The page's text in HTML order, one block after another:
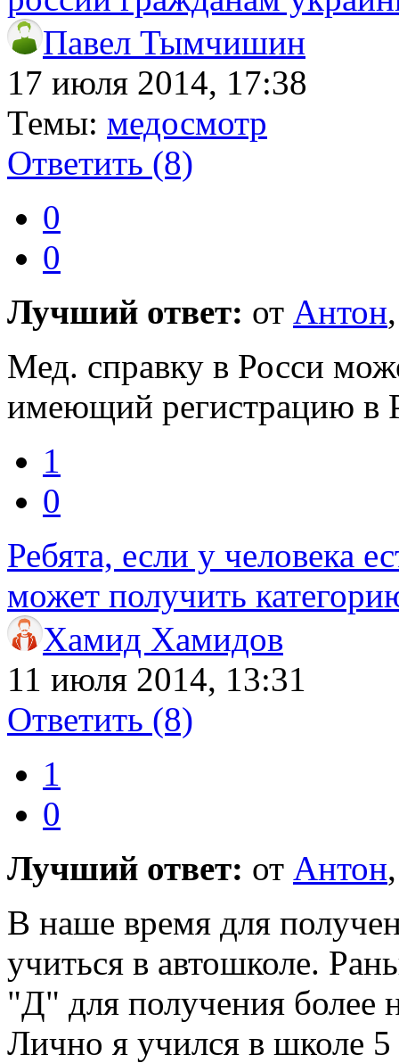
Павел Тымчишин
17 июля 2014, 17:38
Темы: медосмотр
Ответить (8)
0
0
Лучший ответ: от Антон
Мед. справку в Росси
имеющий регистрацию в
1
0
Ребята, если у человека
может получить
Хамид Хамидов
11 июля 2014, 13:31
Ответить (8)
1
0
Лучший ответ: от Антон
В наше время для
учиться в автошколе.
"Д" для получения более
Лично я учился в школе 5